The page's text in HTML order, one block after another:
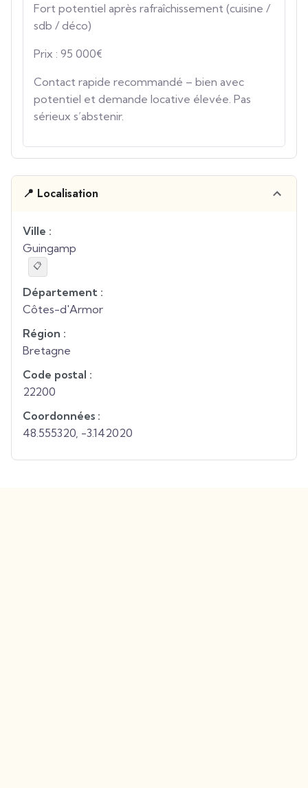
Fort potentiel après rafraîchissement (cuisine /
sdb / déco)
Prix : 95 000€
Contact rapide recommandé – bien avec
potentiel et demande locative élevée. Pas
sérieux s’abstenir.
📍 Localisation
Ville :
Guingamp
📋
Département :
Côtes-d'Armor
Région :
Bretagne
Code postal :
22200
Coordonnées :
48.555320, -3.142020